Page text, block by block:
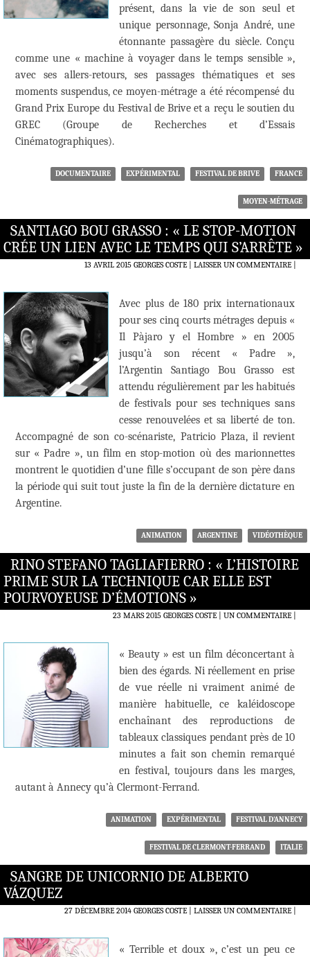
présent, dans la vie de son seul et
unique personnage, Sonja André, une
étonnante passagère du siècle. Conçu
comme une « machine à voyager dans le temps sensible »,
avec ses allers-retours, ses passages thématiques et ses
moments suspendus, ce moyen-métrage a été récompensé du
Grand Prix Europe du Festival de Brive et a reçu le soutien du
GREC (Groupe de Recherches et d’Essais
Cinématographiques).
DOCUMENTAIRE EXPÉRIMENTAL FESTIVAL DE BRIVE FRANCE
MOYEN-MÉTRAGE
SANTIAGO BOU GRASSO : « LE STOP-MOTION
CRÉE UN LIEN AVEC LE TEMPS QUI S’ARRÊTE »
13 AVRIL 2015 GEORGES COSTE LAISSER UN COMMENTAIRE|
Avec plus de 180 prix internationaux
pour ses cinq courts métrages depuis «
Il Pàjaro y el Hombre » en 2005
jusqu’à son récent « Padre »,
l’Argentin Santiago Bou Grasso est
attendu régulièrement par les habitués
de festivals pour ses techniques sans
cesse renouvelées et sa liberté de ton.
Accompagné de son co-scénariste, Patricio Plaza, il revient
sur « Padre », un film en stop-motion où des marionnettes
montrent le quotidien d’une fille s’occupant de son père dans
la période qui suit tout juste la fin de la dernière dictature en
Argentine.
ANIMATION ARGENTINE VIDÉOTHÈQUE
RINO STEFANO TAGLIAFIERRO : « L’HISTOIRE
PRIME SUR LA TECHNIQUE CAR ELLE EST
POURVOYEUSE D’ÉMOTIONS »
23 MARS 2015 GEORGES COSTE UN COMMENTAIRE|
« Beauty » est un film déconcertant à
bien des égards. Ni réellement en prise
de vue réelle ni vraiment animé de
manière habituelle, ce kaléidoscope
enchaînant des reproductions de
tableaux classiques pendant près de 10
minutes a fait son chemin remarqué
en festival, toujours dans les marges,
autant à Annecy qu’à Clermont-Ferrand.
ANIMATION EXPÉRIMENTAL FESTIVAL D'ANNECY
FESTIVAL DE CLERMONT-FERRAND ITALIE
SANGRE DE UNICORNIO DE ALBERTO
VÁZQUEZ
27 DÉCEMBRE 2014 GEORGES COSTE LAISSER UN COMMENTAIRE|
« Terrible et doux », c’est un peu ce